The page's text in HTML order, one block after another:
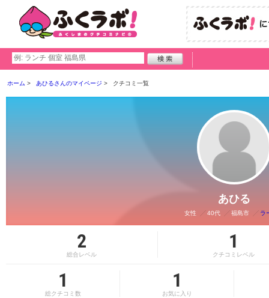
ホーム あひるさんのマイページ クチコミ一覧
あひる
女性 40代 福島市 ラ
2
総合レベル
1
クチコミレベル
1
総クチコミ数
1
お気に入り